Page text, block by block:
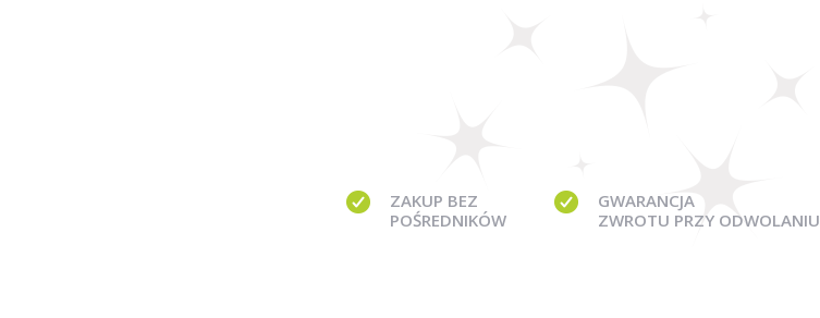
ZAKUP BEZ
POŚREDNIKÓW
GWARANCJA
ZWROTU PRZY ODWOLANIU